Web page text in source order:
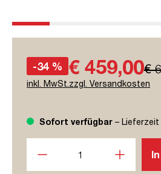
-34 % € 459,00€
inkl. MwSt.zzgl. Versandkosten
Sofort verfügbar – Lieferzeit